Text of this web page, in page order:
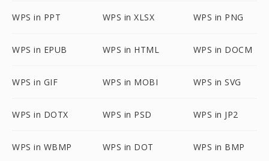
WPS in PPT WPS in XLSX WPS in PNG
WPS in EPUB WPS in HTML WPS in DOCM
WPS in GIF WPS in MOBI WPS in SVG
WPS in DOTX WPS in PSD WPS in JP2
WPS in WBMP WPS in DOT WPS in BMP